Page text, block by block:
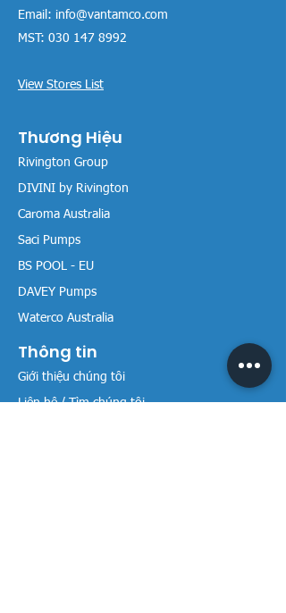
Email: info@vantamco.com
MST: 030 147 8992
View Stores List
Thương Hiệu
Rivington Group
DIVINI by Rivington
Caroma Australia
Saci Pumps
BS POOL - EU
DAVEY Pumps
Waterco Australia
Thông tin
Giới thiệu chúng tôi
Liên hệ / Tìm chúng tôi